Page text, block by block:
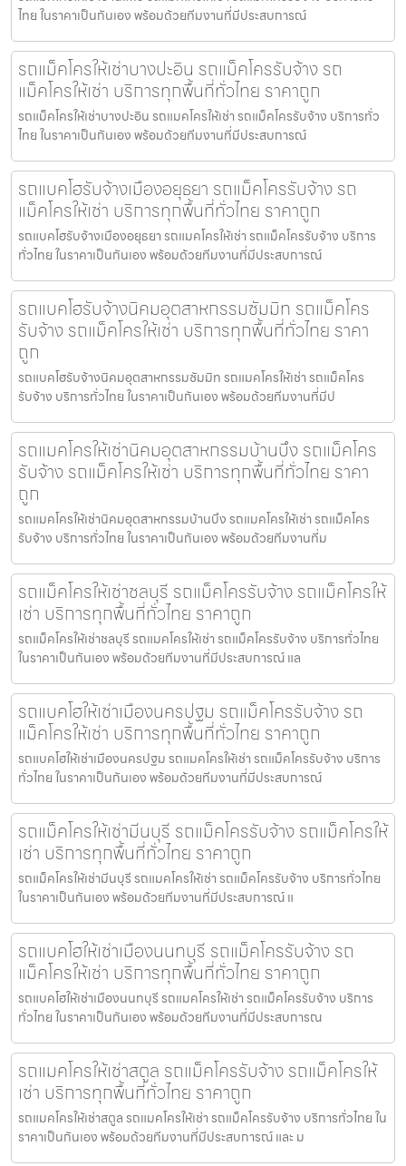
ไทย ในราคาเป็นกันเอง พร้อมด้วยทีมงานที่มีประสบการณ์
รถแม็คโครให้เช่าบางปะอิน รถแม็คโครรับจ้าง รถ
แม็คโครให้เช่า บริการทุกพื้นที่ทั่วไทย ราคาถูก
รถแม็คโครให้เช่าบางปะอิน รถแมคโครให้เช่า รถแม็คโครรับจ้าง บริการทั่ว
ไทย ในราคาเป็นกันเอง พร้อมด้วยทีมงานที่มีประสบการณ์
รถแบคโฮรับจ้างเมืองอยุธยา รถแม็คโครรับจ้าง รถ
แม็คโครให้เช่า บริการทุกพื้นที่ทั่วไทย ราคาถูก
รถแบคโฮรับจ้างเมืองอยุธยา รถแมคโครให้เช่า รถแม็คโครรับจ้าง บริการ
ทั่วไทย ในราคาเป็นกันเอง พร้อมด้วยทีมงานที่มีประสบการณ์
รถแบคโฮรับจ้างนิคมอุตสาหกรรมซัมมิท รถแม็คโคร
รับจ้าง รถแม็คโครให้เช่า บริการทุกพื้นที่ทั่วไทย ราคา
ถูก
รถแบคโฮรับจ้างนิคมอุตสาหกรรมซัมมิท รถแมคโครให้เช่า รถแม็คโคร
รับจ้าง บริการทั่วไทย ในราคาเป็นกันเอง พร้อมด้วยทีมงานที่มีป
รถแมคโครให้เช่านิคมอุตสาหกรรมบ้านบึง รถแม็คโคร
รับจ้าง รถแม็คโครให้เช่า บริการทุกพื้นที่ทั่วไทย ราคา
ถูก
รถแมคโครให้เช่านิคมอุตสาหกรรมบ้านบึง รถแมคโครให้เช่า รถแม็คโคร
รับจ้าง บริการทั่วไทย ในราคาเป็นกันเอง พร้อมด้วยทีมงานที่ม
รถแม็คโครให้เช่าชลบุรี รถแม็คโครรับจ้าง รถแม็คโครให้
เช่า บริการทุกพื้นที่ทั่วไทย ราคาถูก
รถแม็คโครให้เช่าชลบุรี รถแมคโครให้เช่า รถแม็คโครรับจ้าง บริการทั่วไทย
ในราคาเป็นกันเอง พร้อมด้วยทีมงานที่มีประสบการณ์ แล
รถแบคโฮให้เช่าเมืองนครปฐม รถแม็คโครรับจ้าง รถ
แม็คโครให้เช่า บริการทุกพื้นที่ทั่วไทย ราคาถูก
รถแบคโฮให้เช่าเมืองนครปฐม รถแมคโครให้เช่า รถแม็คโครรับจ้าง บริการ
ทั่วไทย ในราคาเป็นกันเอง พร้อมด้วยทีมงานที่มีประสบการณ์
รถแม็คโครให้เช่ามีนบุรี รถแม็คโครรับจ้าง รถแม็คโครให้
เช่า บริการทุกพื้นที่ทั่วไทย ราคาถูก
รถแม็คโครให้เช่ามีนบุรี รถแมคโครให้เช่า รถแม็คโครรับจ้าง บริการทั่วไทย
ในราคาเป็นกันเอง พร้อมด้วยทีมงานที่มีประสบการณ์ แ
รถแบคโฮให้เช่าเมืองนนทบุรี รถแม็คโครรับจ้าง รถ
แม็คโครให้เช่า บริการทุกพื้นที่ทั่วไทย ราคาถูก
รถแบคโฮให้เช่าเมืองนนทบุรี รถแมคโครให้เช่า รถแม็คโครรับจ้าง บริการ
ทั่วไทย ในราคาเป็นกันเอง พร้อมด้วยทีมงานที่มีประสบการณ
รถแมคโครให้เช่าสตูล รถแม็คโครรับจ้าง รถแม็คโครให้
เช่า บริการทุกพื้นที่ทั่วไทย ราคาถูก
รถแมคโครให้เช่าสตูล รถแมคโครให้เช่า รถแม็คโครรับจ้าง บริการทั่วไทย ใน
ราคาเป็นกันเอง พร้อมด้วยทีมงานที่มีประสบการณ์ และ ม